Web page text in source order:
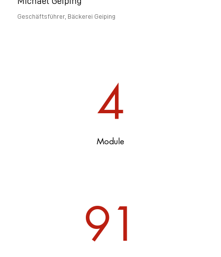
Geschäftsführer, Bäckerei Geiping
4
Module
91